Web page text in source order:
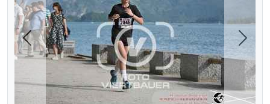
Previous Next